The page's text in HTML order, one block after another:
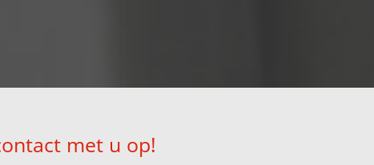
met u op!